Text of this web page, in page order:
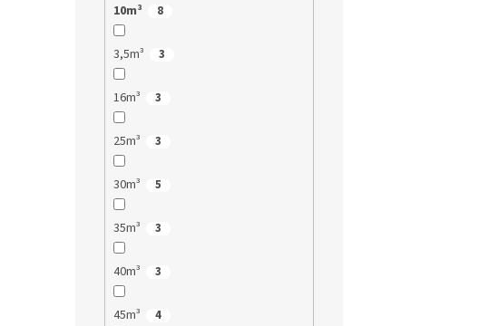
10m³ 8
3,5m³ 3
16m³ 3
25m³ 3
30m³ 5
35m³ 3
40m³ 3
45m³ 4